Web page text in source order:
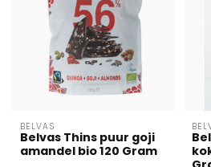
BELVAS
Belvas Thins puur goji
amandel bio 120 Gram